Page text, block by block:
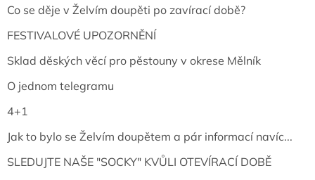
Co se děje v Želvím doupěti po zavírací době?
FESTIVALOVÉ UPOZORNĚNÍ
Sklad děských věcí pro pěstouny v okrese Mělník
O jednom telegramu
4+1
Jak to bylo se Želvím doupětem a pár informací navíc...
SLEDUJTE NAŠE "SOCKY" KVŮLI OTEVÍRACÍ DOBĚ